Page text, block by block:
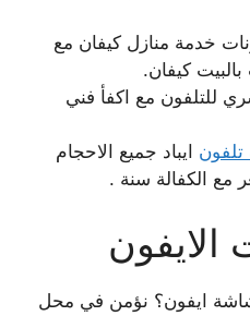
خدمة منازل كيفان مع
كيفان.
للتلفون مع اكفأ فني
ايباد جميع الاحجام
مع الكفالة سنة .
ايفون؟ نؤمن في محل